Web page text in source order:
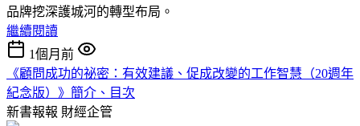
品牌挖深護城河的轉型布局。
繼續閱讀
1個月前
《顧問成功的祕密：有效建議、促成改變的工作智慧（20週年
紀念版）》簡介、目次
新書報報 財經企管